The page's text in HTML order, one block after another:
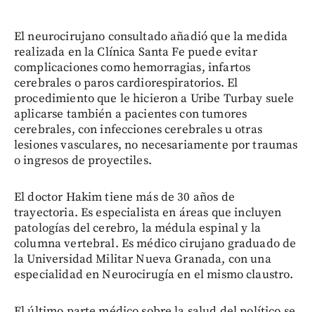
El neurocirujano consultado añadió que la medida
realizada en la Clínica Santa Fe puede evitar
complicaciones como hemorragias, infartos
cerebrales o paros cardiorespiratorios. El
procedimiento que le hicieron a Uribe Turbay suele
aplicarse también a pacientes con tumores
cerebrales, con infecciones cerebrales u otras
lesiones vasculares, no necesariamente por traumas
o ingresos de proyectiles.
El doctor Hakim tiene más de 30 años de
trayectoria. Es especialista en áreas que incluyen
patologías del cerebro, la médula espinal y la
columna vertebral. Es médico cirujano graduado de
la Universidad Militar Nueva Granada, con una
especialidad en Neurocirugía en el mismo claustro.